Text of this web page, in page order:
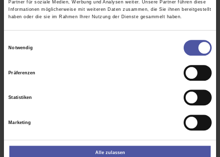
Partner für soziale Medien, Werbung und Analysen weiter. Unsere Partner führen diese
Informationen möglicherweise mit weiteren Daten zusammen, die Sie ihnen bereitgestellt
haben oder die sie im Rahmen Ihrer Nutzung der Dienste gesammelt haben.
Notwendig
Präferenzen
Statistiken
Marketing
Alle zulassen
Kindersicherheit Einbruchschutz